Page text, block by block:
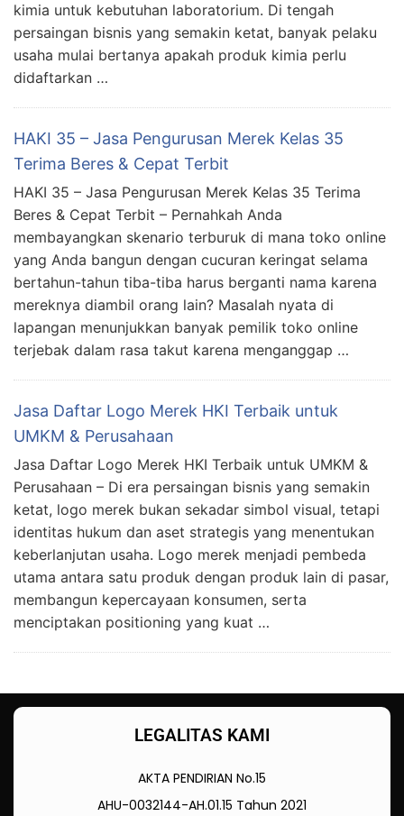
kimia untuk kebutuhan laboratorium. Di tengah
persaingan bisnis yang semakin ketat, banyak pelaku
usaha mulai bertanya apakah produk kimia perlu
didaftarkan …
HAKI 35 – Jasa Pengurusan Merek Kelas 35
Terima Beres & Cepat Terbit
HAKI 35 – Jasa Pengurusan Merek Kelas 35 Terima
Beres & Cepat Terbit – Pernahkah Anda
membayangkan skenario terburuk di mana toko online
yang Anda bangun dengan cucuran keringat selama
bertahun-tahun tiba-tiba harus berganti nama karena
mereknya diambil orang lain? Masalah nyata di
lapangan menunjukkan banyak pemilik toko online
terjebak dalam rasa takut karena menganggap …
Jasa Daftar Logo Merek HKI Terbaik untuk
UMKM & Perusahaan
Jasa Daftar Logo Merek HKI Terbaik untuk UMKM &
Perusahaan – Di era persaingan bisnis yang semakin
ketat, logo merek bukan sekadar simbol visual, tetapi
identitas hukum dan aset strategis yang menentukan
keberlanjutan usaha. Logo merek menjadi pembeda
utama antara satu produk dengan produk lain di pasar,
membangun kepercayaan konsumen, serta
menciptakan positioning yang kuat …
LEGALITAS KAMI
AKTA PENDIRIAN No.15
AHU-0032144-AH.01.15 Tahun 2021